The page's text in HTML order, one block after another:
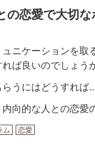
の恋愛で大切
ニケーションを
ば良いのでしょう
らうにはどうすれ
向的な人との恋愛
ム
恋愛